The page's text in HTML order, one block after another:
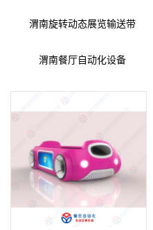
渭南旋转动态展览输送带
渭南餐厅自动化设备